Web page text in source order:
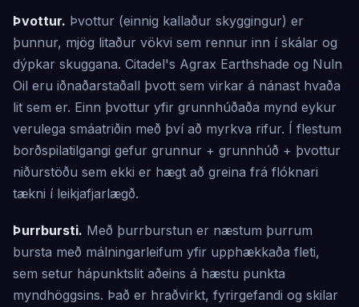
Þvottur. Þvottur (einnig kallaður skyggingur) er
þunnur, mjög litaður vökvi sem rennur inn í skálar og
dýpkar skuggana. Citadel's Agrax Earthshade og Nuln
Oil eru iðnaðarstaðall þvott sem virkar á nánast hvaða
lit sem er. Einn þvottur yfir grunnhúðaða mynd eykur
verulega smáatriðin með því að myrkva rifur. Í flestum
borðspilatilgangi gefur grunnur + grunnhúð + þvottur
niðurstöðu sem ekki er hægt að greina frá flóknari
tækni í leikjafjarlægð.
Þurrbursti. Með þurrburstun er næstum þurrum
bursta með málningarleifum yfir upphækkaða fleti,
sem setur hápunktslit aðeins á hæstu punkta
myndhöggsins. Það er hraðvirkt, fyrirgefandi og skilar